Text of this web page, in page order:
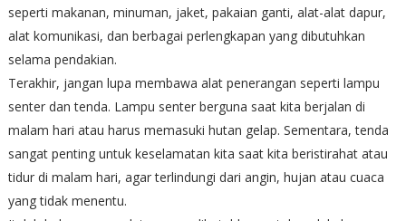
seperti makanan, minuman, jaket, pakaian ganti, alat-alat dapur,
alat komunikasi, dan berbagai perlengkapan yang dibutuhkan
selama pendakian.
Terakhir, jangan lupa membawa alat penerangan seperti lampu
senter dan tenda. Lampu senter berguna saat kita berjalan di
malam hari atau harus memasuki hutan gelap. Sementara, tenda
sangat penting untuk keselamatan kita saat kita beristirahat atau
tidur di malam hari, agar terlindungi dari angin, hujan atau cuaca
yang tidak menentu.